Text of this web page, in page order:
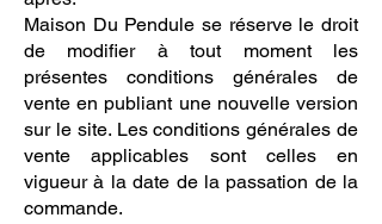
Maison Du Pendule se réserve le droit
de modifier à tout moment les
présentes conditions générales de
vente en publiant une nouvelle version
sur le site. Les conditions générales de
vente applicables sont celles en
vigueur à la date de la passation de la
commande.